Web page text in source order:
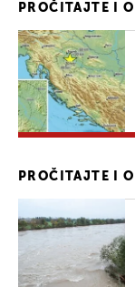
PROČITAJTE I
PROČITAJTE I